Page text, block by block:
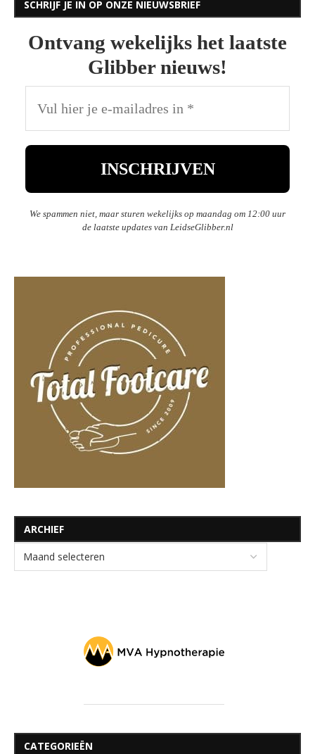
SCHRIJF JE IN OP ONZE NIEUWSBRIEF
Ontvang wekelijks het laatste
Glibber nieuws!
We spammen niet, maar sturen wekelijks op maandag om 12:00 uur
de laatste updates van LeidseGlibber.nl
ARCHIEF
CATEGORIEËN